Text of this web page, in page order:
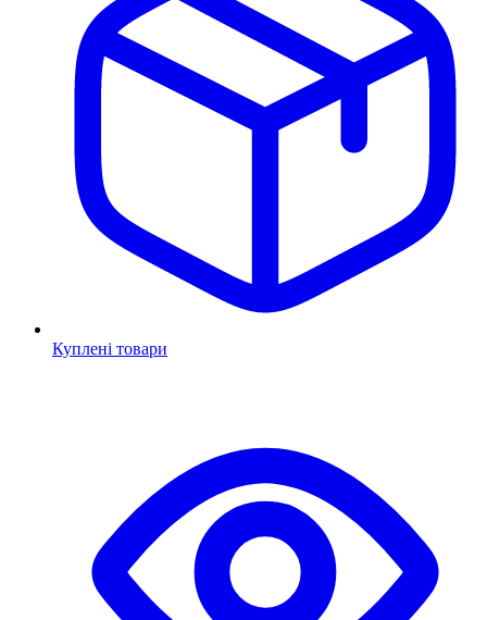
Куплені товари